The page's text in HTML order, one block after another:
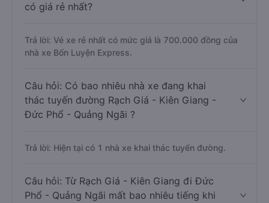
có giá rẻ nhất?
Trả lời: Vé xe rẻ nhất có mức giá là 700.000 đồng của
nhà xe Bốn Luyện Express.
Câu hỏi: Có bao nhiêu nhà xe đang khai
thác tuyến đường Rạch Giá - Kiên Giang -
Đức Phổ - Quảng Ngãi ?
Trả lời: Hiện tại có 1 nhà xe khai thác tuyến đường.
Câu hỏi: Từ Rạch Giá - Kiên Giang đi Đức
Phổ - Quảng Ngãi mất bao nhiêu tiếng khi